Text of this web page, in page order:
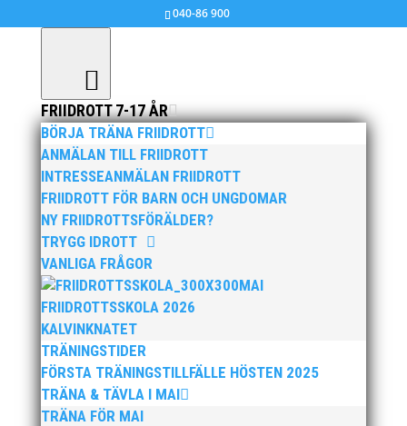
040-86 900
FRIIDROTT 7-17 ÅR
BÖRJA TRÄNA FRIIDROTT
ANMÄLAN TILL FRIIDROTT
INTRESSEANMÄLAN FRIIDROTT
FRIIDROTT FÖR BARN OCH UNGDOMAR
NY FRIIDROTTSFÖRÄLDER?
TRYGG IDROTT
VANLIGA FRÅGOR
MAI
FRIIDROTTSSKOLA 2026
KALVINKNATET
TRÄNINGSTIDER
FÖRSTA TRÄNINGSTILLFÄLLE HÖSTEN 2025
TRÄNA & TÄVLA I MAI
TRÄNA FÖR MAI
Livsglad Ystadtös
feb 3, 2011|Ingen kategori,MAI MASTERS
Se Video: Livsglad Ystadtös (Klicka Här)
Publicerat tidigare